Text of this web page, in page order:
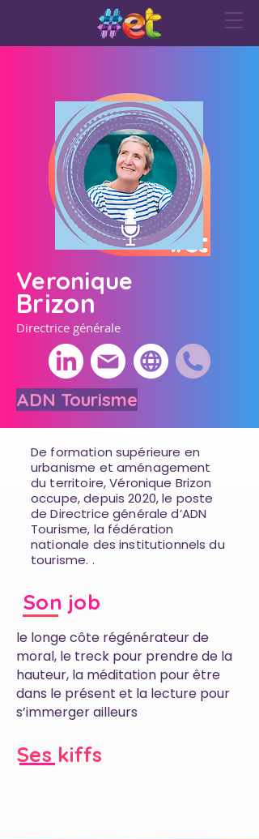
Veronique
Brizon
Directrice générale
ADN Tourisme
De formation supérieure en
urbanisme et aménagement
du territoire, Véronique Brizon
occupe, depuis 2020, le poste
de Directrice générale d’ADN
Tourisme, la fédération
nationale des institutionnels du
tourisme. .
Son job
le longe côte régénérateur de
moral, le treck pour prendre de la
hauteur, la méditation pour être
dans le présent et la lecture pour
s’immerger ailleurs
Ses kiffs